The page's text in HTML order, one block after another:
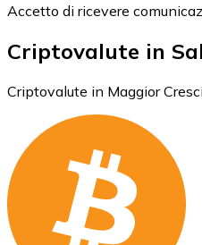
Accetto di ricevere
Criptovalute in
Criptovalute in Maggior